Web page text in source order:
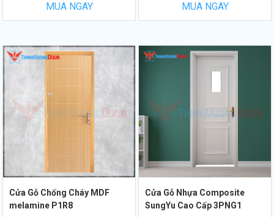
MUA NGAY MUA NGAY
Cửa Gỗ Chống Cháy MDF
melamine P1R8
Cửa Gỗ Nhựa Composite
SungYu Cao Cấp 3PNG1